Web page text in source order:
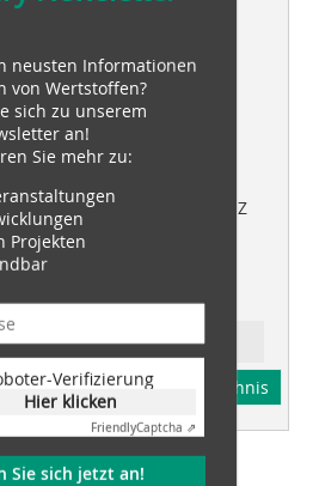
Rotoren für Altholz-
Cross-Flow Shredder QZ
Ressort: waste recovery
Inhaltsverzeichnis
neusten Informationen
von Wertstoffen?
sich zu unserem
an!
Sie mehr zu:
Projekten
Verifizierung
Hier klicken
FriendlyCaptcha ⇗
Sie sich jetzt an!